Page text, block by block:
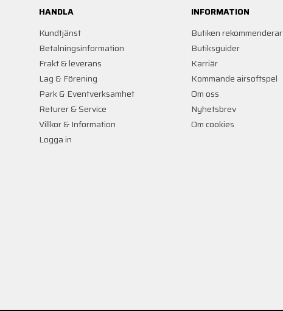
HANDLA
Kundtjänst
Betalningsinformation
Frakt & leverans
Lag & Förening
Park & Eventverksamhet
Returer & Service
Villkor & Information
Logga in
INFORMATION
Butiken rekommenderar
Butiksguider
Karriär
Kommande airsoftspel
Om oss
Nyhetsbrev
Om cookies